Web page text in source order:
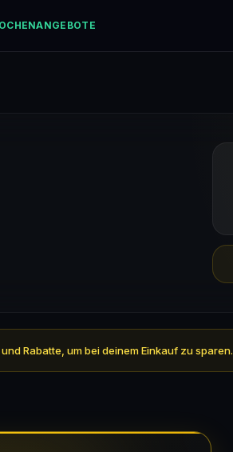
Rabatte, um bei deinem Einkauf zu sparen.